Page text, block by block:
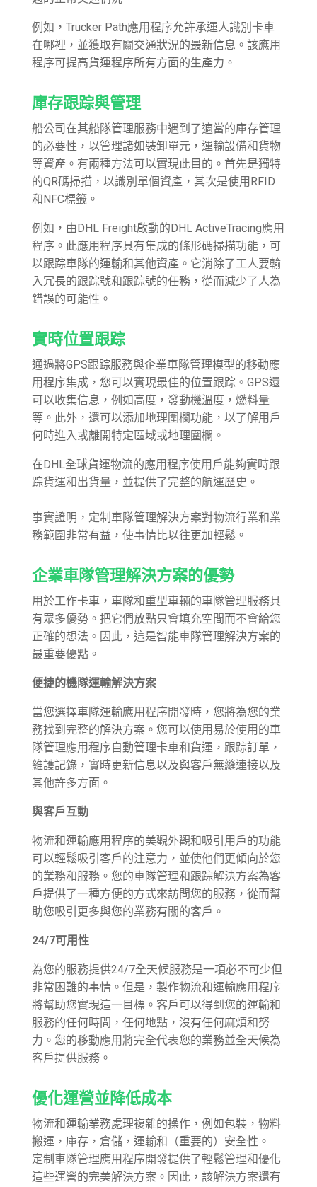
例如，Trucker Path應用程序允許承運人識別卡車
在哪裡，並獲取有關交通狀況的最新信息。該應用
程序可提高貨運程序所有方面的生產力。
庫存跟踪與管理
船公司在其船隊管理服務中遇到了適當的庫存管理
的必要性，以管理諸如裝卸單元，運輸設備和貨物
等資產。有兩種方法可以實現此目的。首先是獨特
的QR碼掃描，以識別單個資產，其次是使用RFID
和NFC標籤。
例如，由DHL Freight啟動的DHL ActiveTracing應用
程序。此應用程序具有集成的條形碼掃描功能，可
以跟踪車隊的運輸和其他資產。它消除了工人要輸
入冗長的跟踪號和跟踪號的任務，從而減少了人為
錯誤的可能性。
實時位置跟踪
通過將GPS跟踪服務與企業車隊管理模型的移動應
用程序集成，您可以實現最佳的位置跟踪。GPS還
可以收集信息，例如高度，發動機溫度，燃料量
等。此外，還可以添加地理圍欄功能，以了解用戶
何時進入或離開特定區域或地理圍欄。
在DHL全球貨運物流的應用程序使用戶能夠實時跟
踪貨運和出貨量，並提供了完整的航運歷史。
事實證明，定制車隊管理解決方案對物流行業和業
務範圍非常有益，使事情比以往更加輕鬆。
企業車隊管理解決方案的優勢
用於工作卡車，車隊和重型車輛的車隊管理服務具
有眾多優勢。把它們放點只會填充空間而不會給您
正確的想法。因此，這是智能車隊管理解決方案的
最重要優點。
便捷的機隊運輸解決方案
當您選擇車隊運輸應用程序開發時，您將為您的業
務找到完整的解決方案。您可以使用易於使用的車
隊管理應用程序自動管理卡車和貨運，跟踪訂單，
維護記錄，實時更新信息以及與客戶無縫連接以及
其他許多方面。
與客戶互動
物流和運輸應用程序的美觀外觀和吸引用戶的功能
可以輕鬆吸引客戶的注意力，並使他們更傾向於您
的業務和服務。您的車隊管理和跟踪解決方案為客
戶提供了一種方便的方式來訪問您的服務，從而幫
助您吸引更多與您的業務有關的客戶。
24/7可用性
為您的服務提供24/7全天候服務是一項必不可少但
非常困難的事情。但是，製作物流和運輸應用程序
將幫助您實現這一目標。客戶可以得到您的運輸和
服務的任何時間，任何地點，沒有任何麻煩和努
力。您的移動應用將完全代表您的業務並全天候為
客戶提供服務。
優化運營並降低成本
物流和運輸業務處理複雜的操作，例如包裝，物料
搬運，庫存，倉儲，運輸和（重要的）安全性。
定制車隊管理應用程序開發提供了輕鬆管理和優化
這些運營的完美解決方案。因此，該解決方案還有